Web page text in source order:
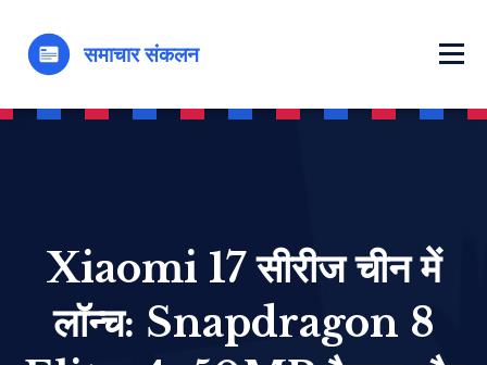
Xiaomi 17 सीरीज चीन में
लॉन्च: Snapdragon 8